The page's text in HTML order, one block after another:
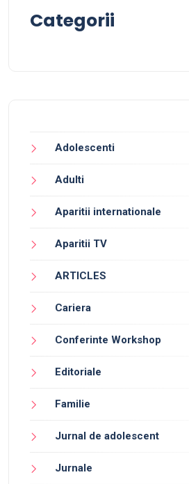
Categorii
Adolescenti
Adulti
Aparitii internationale
Aparitii TV
ARTICLES
Cariera
Conferinte Workshop
Editoriale
Familie
Jurnal de adolescent
Jurnale